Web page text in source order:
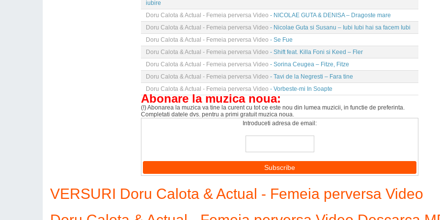
iubire
Doru Calota & Actual - Femeia perversa Video - NICOLAE GUTA & DENISA – Dragoste mare
Doru Calota & Actual - Femeia perversa Video - Nicolae Guta si Susanu – Iubi Iubi hai sa facem Iubi
Doru Calota & Actual - Femeia perversa Video - Se Fue
Doru Calota & Actual - Femeia perversa Video - Shift feat. Killa Foni si Keed – Fler
Doru Calota & Actual - Femeia perversa Video - Sorina Ceugea – Fitze, Fitze
Doru Calota & Actual - Femeia perversa Video - Tavi de la Negresti – Fara tine
Doru Calota & Actual - Femeia perversa Video - Vorbeste-mi In Soapte
Abonare la muzica noua:
(!) Abonarea la muzica va tine la curent cu tot ce este nou din lumea muzicii, in functie de preferinta.
Completati datele dvs. pentru a primi gratuit muzica noua.
Introduceti adresa de email:
VERSURI Doru Calota & Actual - Femeia perversa Video